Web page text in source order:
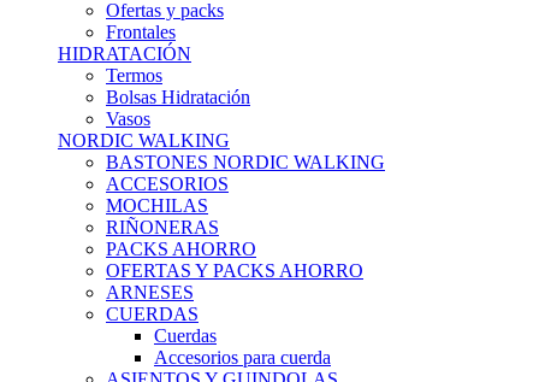
Ofertas y packs
Frontales
HIDRATACIÓN
Termos
Bolsas Hidratación
Vasos
NORDIC WALKING
BASTONES NORDIC WALKING
ACCESORIOS
MOCHILAS
RIÑONERAS
PACKS AHORRO
OFERTAS Y PACKS AHORRO
ARNESES
CUERDAS
Cuerdas
Accesorios para cuerda